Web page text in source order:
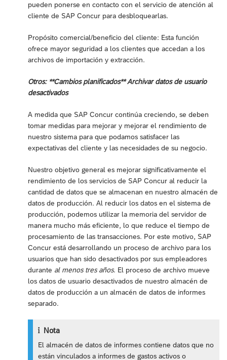
pueden ponerse en contacto con el servicio de atención al
cliente de SAP Concur para desbloquearlas.
Propósito comercial/beneficio del cliente: Esta función
ofrece mayor seguridad a los clientes que accedan a los
archivos de importación y extracción.
Otros: **Cambios planificados** Archivar datos de usuario
desactivados
A medida que SAP Concur continúa creciendo, se deben
tomar medidas para mejorar y mejorar el rendimiento de
nuestro sistema para que podamos satisfacer las
expectativas del cliente y las necesidades de su negocio.
Nuestro objetivo general es mejorar significativamente el
rendimiento de los servicios de SAP Concur al reducir la
cantidad de datos que se almacenan en nuestro almacén de
datos de producción. Al reducir los datos en el sistema de
producción, podemos utilizar la memoria del servidor de
manera mucho más eficiente, lo que reduce el tiempo de
procesamiento de las transacciones. Por este motivo, SAP
Concur está desarrollando un proceso de archivo para los
usuarios que han sido desactivados por sus empleadores
durante al menos tres años. El proceso de archivo mueve
los datos de usuario desactivados de nuestro almacén de
datos de producción a un almacén de datos de informes
separado.
Nota
El almacén de datos de informes contiene datos que no
están vinculados a informes de gastos activos o